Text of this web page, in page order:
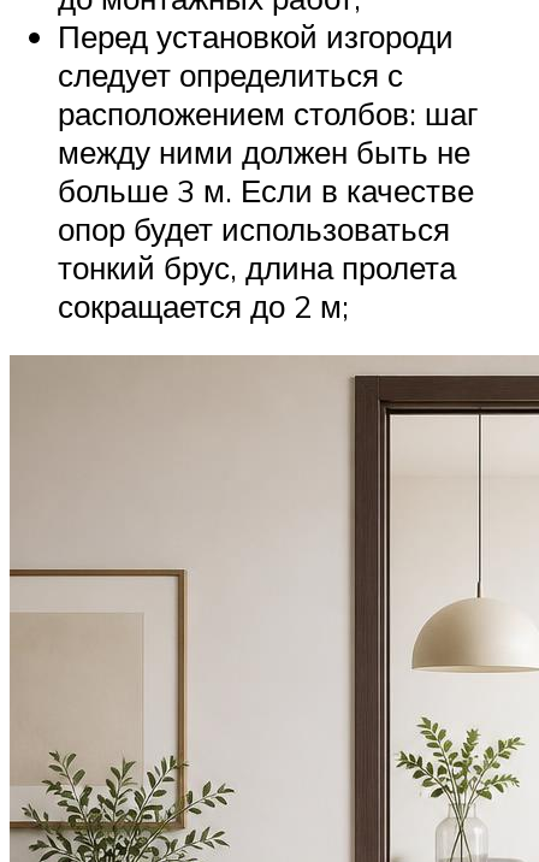
Перед установкой изгороди
следует определиться с
расположением столбов: шаг
между ними должен быть не
больше 3 м. Если в качестве
опор будет использоваться
тонкий брус, длина пролета
сокращается до 2 м;